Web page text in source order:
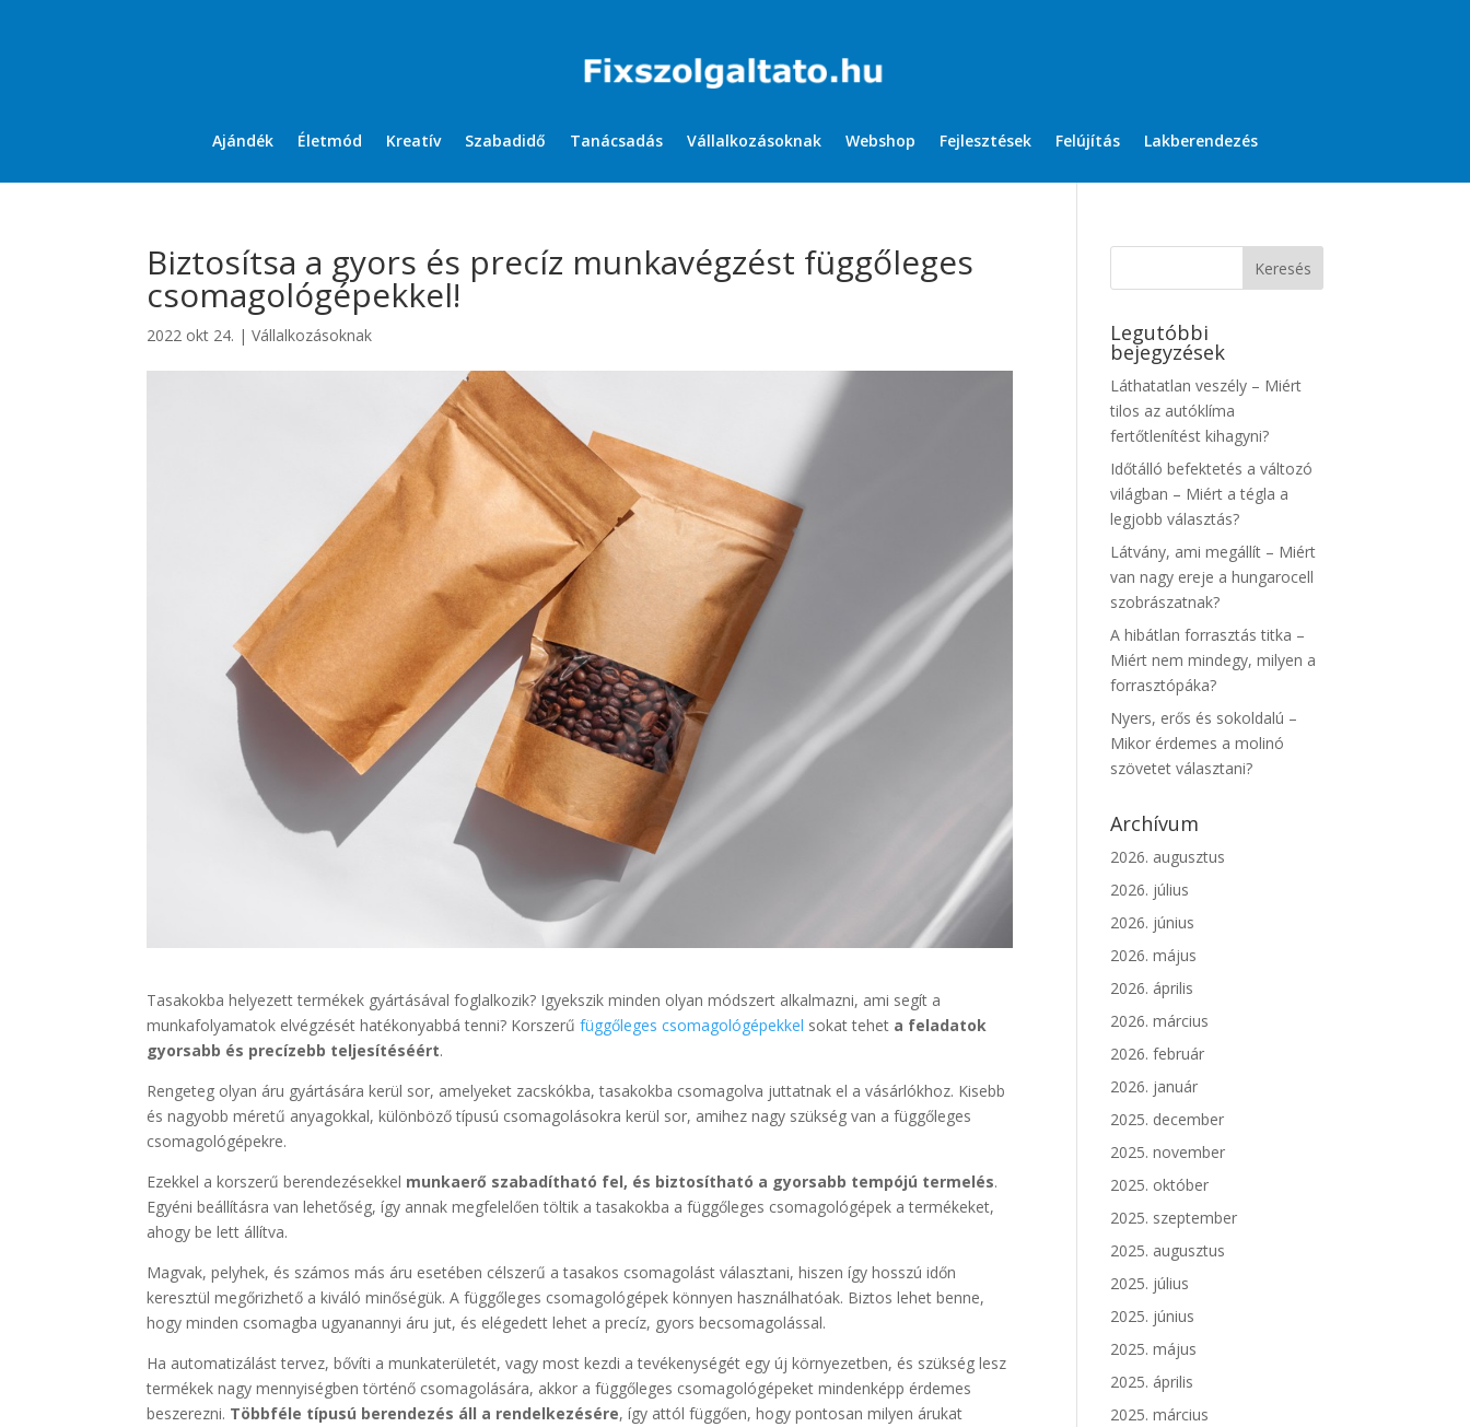
Ajándék Életmód Kreatív Szabadidő Tanácsadás Vállalkozásoknak Webshop Fejlesztések Felújítás Lakberendezés
Biztosítsa a gyors és precíz munkavégzést függőleges
csomagológépekkel!
2022 okt 24. |Vállalkozásoknak
Tasakokba helyezett termékek gyártásával foglalkozik? Igyekszik minden olyan módszert alkalmazni, ami segít a
munkafolyamatok elvégzését hatékonyabbá tenni? Korszerűfüggőleges csomagológépekkel sokat tehet a feladatok
gyorsabb és precízebb teljesítéséért.
Rengeteg olyan áru gyártására kerül sor, amelyeket zacskókba, tasakokba csomagolva juttatnak el a vásárlókhoz. Kisebb
és nagyobb méretű anyagokkal, különböző típusú csomagolásokra kerül sor, amihez nagy szükség van a függőleges
csomagológépekre.
Ezekkel a korszerű berendezésekkel munkaerő szabadítható fel, és biztosítható a gyorsabb tempójú termelés.
Egyéni beállításra van lehetőség, így annak megfelelően töltik a tasakokba a függőleges csomagológépek a termékeket,
ahogy be lett állítva.
Magvak, pelyhek, és számos más áru esetében célszerű a tasakos csomagolást választani, hiszen így hosszú időn
keresztül megőrizhető a kiváló minőségük. A függőleges csomagológépek könnyen használhatóak. Biztos lehet benne,
hogy minden csomagba ugyanannyi áru jut, és elégedett lehet a precíz, gyors becsomagolással.
Ha automatizálást tervez, bővíti a munkaterületét, vagy most kezdi a tevékenységét egy új környezetben, és szükség lesz
termékek nagy mennyiségben történő csomagolására, akkor a függőleges csomagológépeket mindenképp érdemes
beszerezni. Többféle típusú berendezés áll a rendelkezésére, így attól függően, hogy pontosan milyen árukat
Legutóbbi
bejegyzések
Láthatatlan veszély – Miért
tilos az autóklíma
fertőtlenítést kihagyni?
Időtálló befektetés a változó
világban – Miért a tégla a
legjobb választás?
Látvány, ami megállít – Miért
van nagy ereje a hungarocell
szobrászatnak?
A hibátlan forrasztás titka –
Miért nem mindegy, milyen a
forrasztópáka?
Nyers, erős és sokoldalú –
Mikor érdemes a molinó
szövetet választani?
Archívum
2026. augusztus
2026. július
2026. június
2026. május
2026. április
2026. március
2026. február
2026. január
2025. december
2025. november
2025. október
2025. szeptember
2025. augusztus
2025. július
2025. június
2025. május
2025. április
2025. március